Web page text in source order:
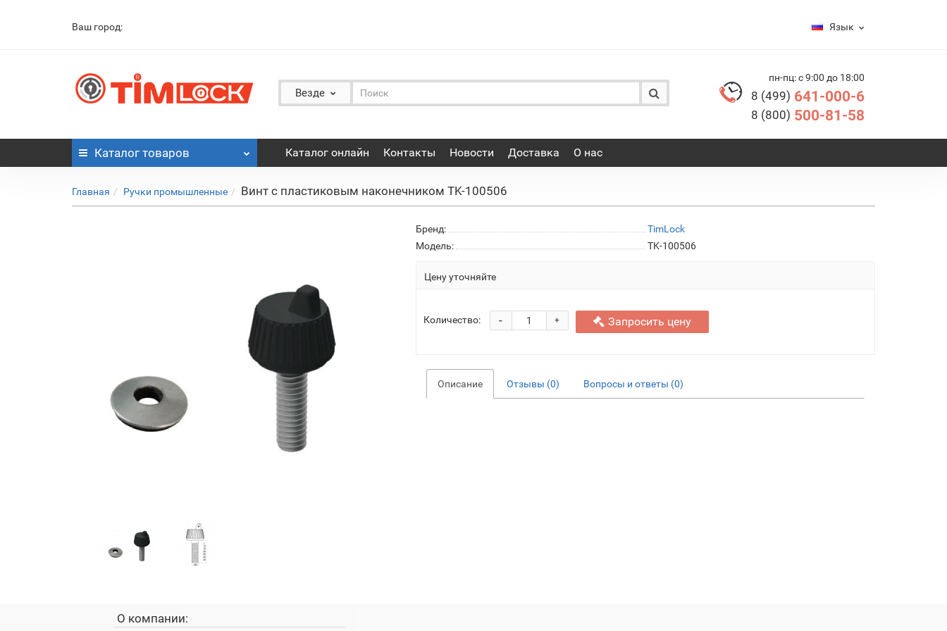
Язык
Ваш город:
Везде
пн-пц: с 9:00 до 18:00
8 (499) 641-000-6
8 (800) 500-81-58
Каталог товаров Каталог онлайн Контакты Новости Доставка О нас
Главная Ручки промышленные Винт с пластиковым наконечником TK-100506
Бренд:
TimLock
Модель:
TK-100506
Цену уточняйте
Количество: +
- Запросить цену
Описание Отзывы (0) Вопросы и ответы (0)
О компании: